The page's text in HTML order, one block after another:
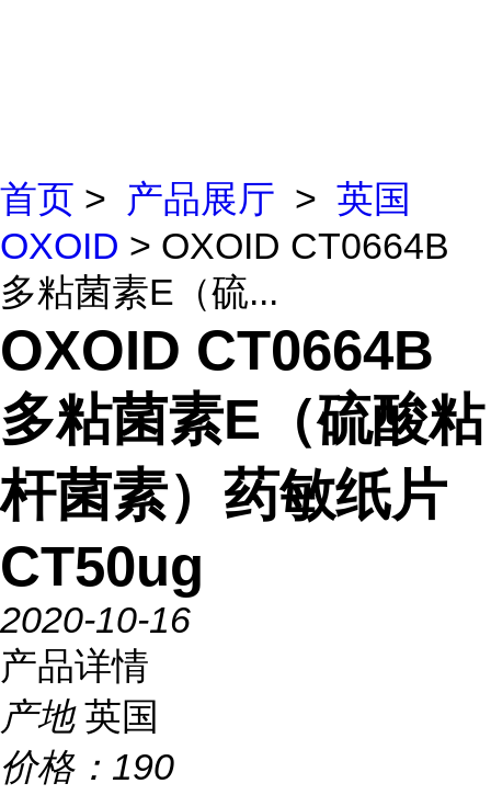
首页 > 产品展厅 > 英国
OXOID > OXOID CT0664B
多粘菌素E（硫...
OXOID CT0664B
多粘菌素E（硫酸粘
杆菌素）药敏纸片
CT50ug
2020-10-16
产品详情
产地 英国
价格： 190